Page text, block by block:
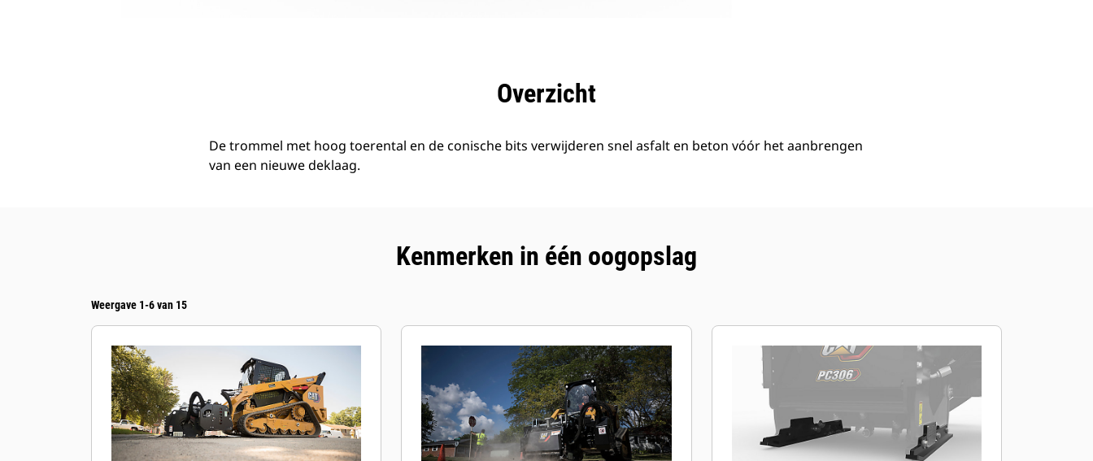
Overzicht
De trommel met hoog toerental en de conische bits verwijderen snel asfalt en beton vóór het aanbrengen
van een nieuwe deklaag.
Kenmerken in één oogopslag
Weergave 1-6 van 15